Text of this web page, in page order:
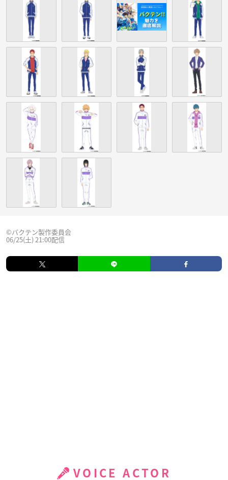
©バクテン製作委員会
06/25(土) 21:00配信
VOICE ACTOR